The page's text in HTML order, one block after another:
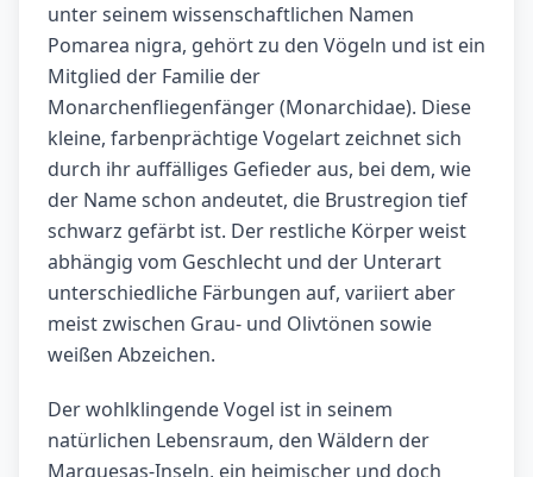
unter seinem wissenschaftlichen Namen
Pomarea nigra, gehört zu den Vögeln und ist ein
Mitglied der Familie der
Monarchenfliegenfänger (Monarchidae). Diese
kleine, farbenprächtige Vogelart zeichnet sich
durch ihr auffälliges Gefieder aus, bei dem, wie
der Name schon andeutet, die Brustregion tief
schwarz gefärbt ist. Der restliche Körper weist
abhängig vom Geschlecht und der Unterart
unterschiedliche Färbungen auf, variiert aber
meist zwischen Grau- und Olivtönen sowie
weißen Abzeichen.
Der wohlklingende Vogel ist in seinem
natürlichen Lebensraum, den Wäldern der
Marquesas-Inseln, ein heimischer und doch